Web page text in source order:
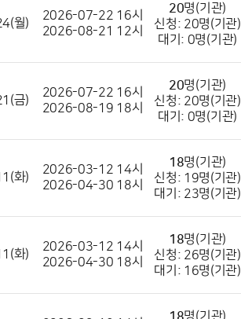
월)
2026-07-22 16시
2026-08-21 12시
20명(기관)
신청: 20명(기관)
대기: 0명(기관)
금)
2026-07-22 16시
2026-08-19 18시
20명(기관)
신청: 20명(기관)
대기: 0명(기관)
화)
2026-03-12 14시
2026-04-30 18시
18명(기관)
신청: 19명(기관)
대기: 23명(기관)
화)
2026-03-12 14시
2026-04-30 18시
18명(기관)
신청: 26명(기관)
대기: 16명(기관)
18명(기관)